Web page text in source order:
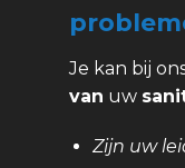
Je kan bij
van uw
Zijn uw